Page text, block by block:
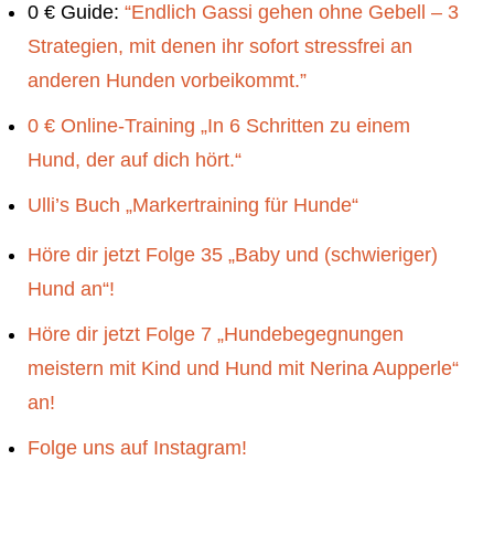
0 € Guide: “Endlich Gassi gehen ohne Gebell – 3
Strategien, mit denen ihr sofort stressfrei an
anderen Hunden vorbeikommt.”
0 € Online-Training „In 6 Schritten zu einem
Hund, der auf dich hört.“
Ulli’s Buch „Markertraining für Hunde“
Höre dir jetzt Folge 35 „Baby und (schwieriger)
Hund an“!
Höre dir jetzt Folge 7 „Hundebegegnungen
meistern mit Kind und Hund mit Nerina Aupperle“
an!
Folge uns auf Instagram!